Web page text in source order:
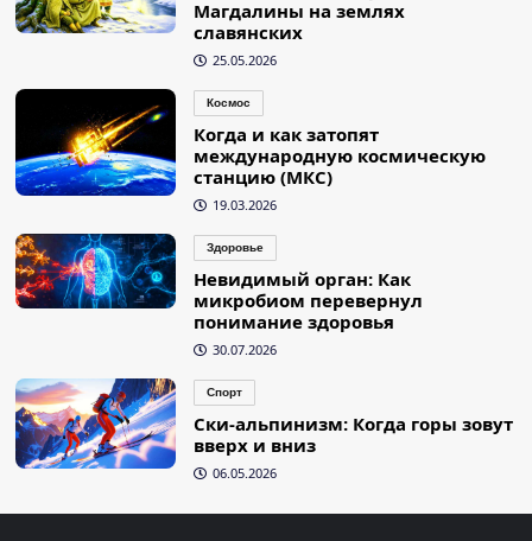
Магдалины на землях
славянских
25.05.2026
Космос
Когда и как затопят
международную космическую
станцию (МКС)
19.03.2026
Здоровье
Невидимый орган: Как
микробиом перевернул
понимание здоровья
30.07.2026
Спорт
Ски-альпинизм: Когда горы зовут
вверх и вниз
06.05.2026